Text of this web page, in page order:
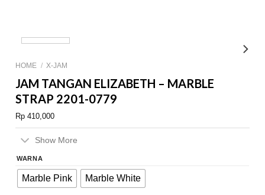
HOME / X-JAM
JAM TANGAN ELIZABETH – MARBLE
STRAP 2201-0779
Rp 410,000
Show More
WARNA
Marble Pink Marble White